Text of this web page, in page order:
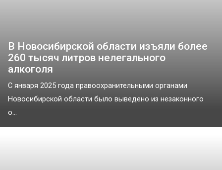
В Новосибирской области изъяли более
260 тысяч литров нелегального
алкоголя
С января 2025 года правоохранительными органами
Новосибирской области было выведено из незаконного
о...